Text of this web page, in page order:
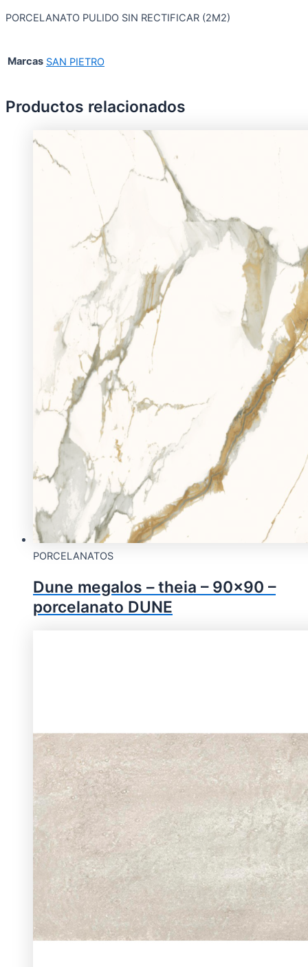
PORCELANATO PULIDO SIN RECTIFICAR (2M2)
Marcas SAN PIETRO
Productos relacionados
PORCELANATOS
Dune megalos – theia – 90×90 –
porcelanato DUNE